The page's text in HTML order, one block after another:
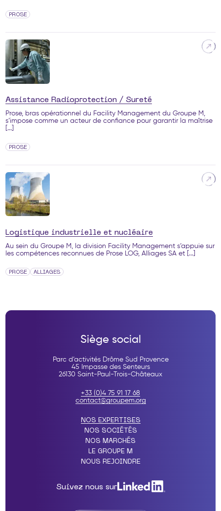
PROSE
Assistance Radioprotection / Sureté
Prose, bras opérationnel du Facility Management du Groupe M,
s’impose comme un acteur de confiance pour garantir la maîtrise
[...]
PROSE
Logistique industrielle et nucléaire
Au sein du Groupe M, la division Facility Management s’appuie sur
les compétences reconnues de Prose LOG, Alliages SA et [...]
PROSE ALLIAGES
Siège social
Parc d’activités Drôme Sud Provence
45 Impasse des Senteurs
26130 Saint-Paul-Trois-Châteaux
+33 (0)4 75 91 17 68
contact@groupem.org
NOS EXPERTISES
NOS SOCIÉTÉS
NOS MARCHÉS
LE GROUPE M
NOUS REJOINDRE
Suivez nous sur